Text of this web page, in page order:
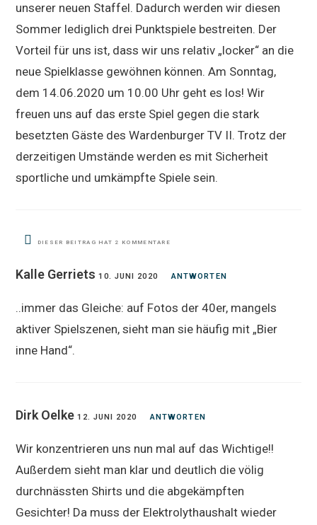
unserer neuen Staffel. Dadurch werden wir diesen
Sommer lediglich drei Punktspiele bestreiten. Der
Vorteil für uns ist, dass wir uns relativ „locker“ an die
neue Spielklasse gewöhnen können. Am Sonntag,
dem 14.06.2020 um 10.00 Uhr geht es los! Wir
freuen uns auf das erste Spiel gegen die stark
besetzten Gäste des Wardenburger TV II. Trotz der
derzeitigen Umstände werden es mit Sicherheit
sportliche und umkämpfte Spiele sein.
DIESER BEITRAG HAT 2 KOMMENTARE
Kalle Gerriets10. JUNI 2020 ANTWORTEN
..immer das Gleiche: auf Fotos der 40er, mangels
aktiver Spielszenen, sieht man sie häufig mit „Bier
inne Hand“.
Dirk Oelke12. JUNI 2020 ANTWORTEN
Wir konzentrieren uns nun mal auf das Wichtige!!
Außerdem sieht man klar und deutlich die völig
durchnässten Shirts und die abgekämpften
Gesichter! Da muss der Elektrolythaushalt wieder